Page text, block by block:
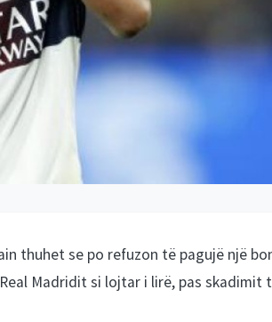
thuhet se po refuzon të pagujë një
Madridit si lojtar i lirë, pas